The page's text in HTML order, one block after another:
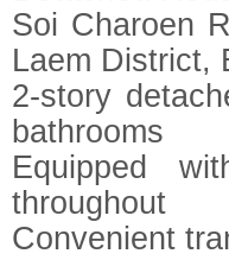
Soi Charoen
Laem District,
2-story
bathrooms
Equipped
throughout
Convenient